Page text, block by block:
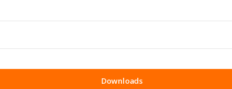
Downloads